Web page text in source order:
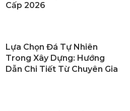
Cấp 2026
Lựa Chọn Đá Tự Nhiên
Trong Xây Dựng: Hướng
Dẫn Chi Tiết Từ Chuyên Gia